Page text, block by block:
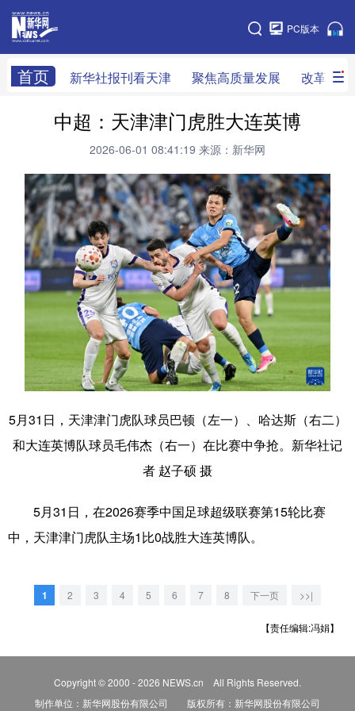
PC版本
首页 新华社报刊看天津 聚焦高质量发展 改革开放
网站地图
新华社看天津 新华V访谈 做一天同事
天津时政 组织人事 党风廉政 改革开放
科技创新 产经观察 乡村振兴 法治社会
教育视窗 生活服务 医卫康养 文旅消费
新华影像
专栏
滨城 和平 河西 河北
河东 南开 红桥 东丽
西青 北辰 武清 宝坻
静海 宁河
中超：天津津门虎胜大连英博
2026-06-01 08:41:19 来源：新华网
5月31日，天津津门虎队球员巴顿（左一）、哈达斯（右二）
和大连英博队球员毛伟杰（右一）在比赛中争抢。新华社记
者 赵子硕 摄
5月31日，在2026赛季中国足球超级联赛第15轮比赛
中，天津津门虎队主场1比0战胜大连英博队。
1 2 3 4 5 6 7 8 下一页 >>|
【责任编辑:冯娟】
Copyright © 2000 - 2026 NEWS.cn All Rights Reserved.
制作单位：新华网股份有限公司 版权所有：新华网股份有限公司